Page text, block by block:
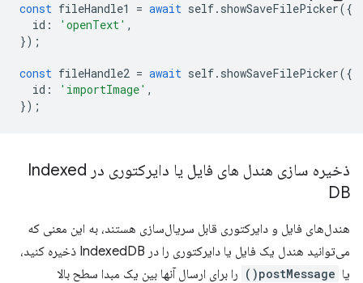
const fileHandle1 = await self. showSaveFilePicker({
id : 'openText' ,
});
const fileHandle2 = await self. showSaveFilePicker({
id : 'importImage' ,
});
ذخیره سازی هندل های فایل یا دایرکتوری در Indexed
DB
هندل‌های فایل و دایرکتوری قابل سریال‌سازی هستند، به این معنی که
می‌توانید هندل یک فایل یا دایرکتوری را در IndexedDB ذخیره کنید،
یا postMessage()
را برای ارسال آنها بین یک مبدا سطح بالا